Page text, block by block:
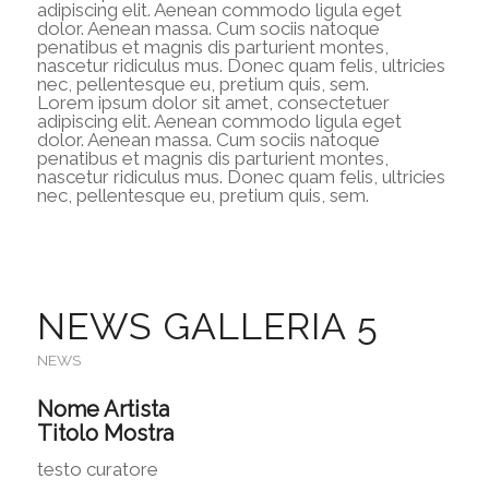
adipiscing elit. Aenean commodo ligula eget
dolor. Aenean massa. Cum sociis natoque
penatibus et magnis dis parturient montes,
nascetur ridiculus mus. Donec quam felis, ultricies
nec, pellentesque eu, pretium quis, sem.
Lorem ipsum dolor sit amet, consectetuer
adipiscing elit. Aenean commodo ligula eget
dolor. Aenean massa. Cum sociis natoque
penatibus et magnis dis parturient montes,
nascetur ridiculus mus. Donec quam felis, ultricies
nec, pellentesque eu, pretium quis, sem.
NEWS GALLERIA 5
NEWS
Nome Artista
Titolo Mostra
testo curatore